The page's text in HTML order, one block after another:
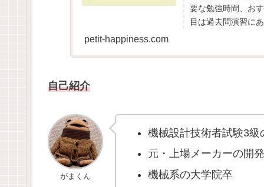
要な勉強時間、お
目は過去問演習に
petit-happiness.com
自己紹介
がまくん
機械設計技術者試験3級
元・上場メーカーの開
機械系の大学院卒